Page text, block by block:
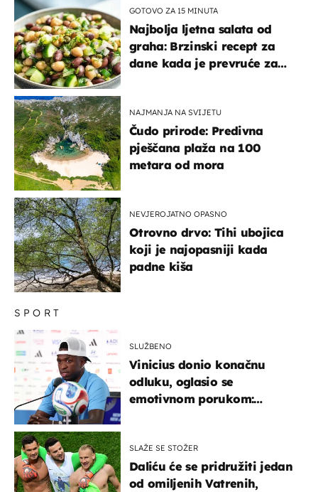
SPORT
SLUŽBENO
Vinicius donio konačnu
odluku, oglasio se
emotivnom porukom:
SLAŽE SE STOŽER
Daliću će se pridružiti jedan
od omiljenih Vatrenih,
GOTOVO ZA 15 MINUTA
Najbolja ljetna salata od
graha: Brzinski recept za
dane kada je prevruće za
NAJMANJA NA SVIJETU
Čudo prirode: Predivna
pješčana plaža na 100
metara od mora
NEVJEROJATNO OPASNO
Otrovno drvo: Tihi ubojica
koji je najopasniji kada
padne kiša